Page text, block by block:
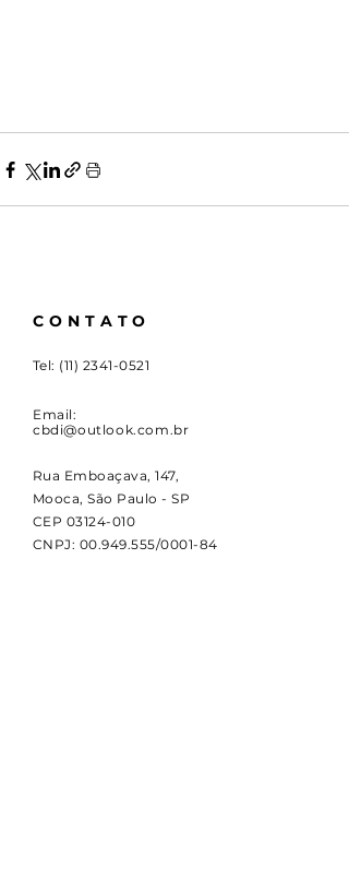
CONTATO
Tel: (11) 2341-0521
Email:
cbdi@outlook.com.br
Rua Emboaçava, 147,
Mooca, São Paulo - SP
CEP 03124-010
CNPJ: 00.949.555/0001-84